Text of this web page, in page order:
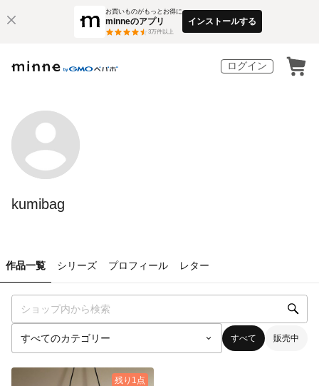
お買いものがもっとお得に
minneのアプリ
3万件以上
インストールする
ログイン
kumibag
作品一覧 シリーズ プロフィール レター
すべて 販売中
残り1点